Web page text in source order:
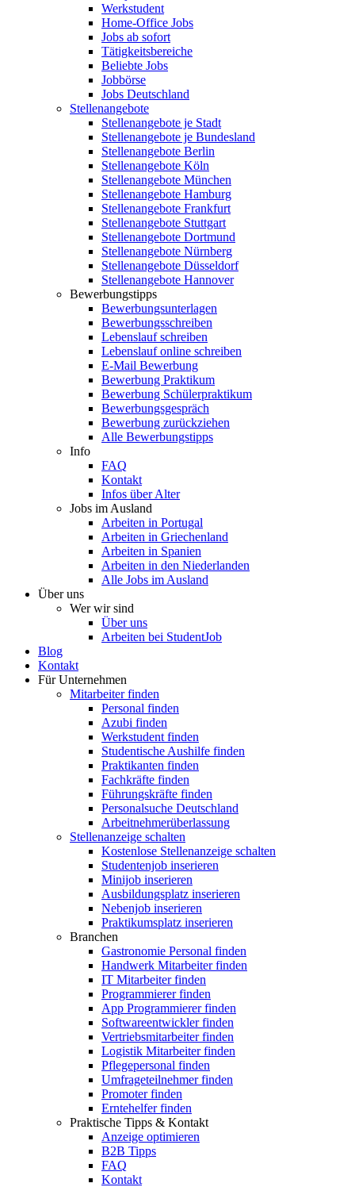
Werkstudent
Home-Office Jobs
Jobs ab sofort
Tätigkeitsbereiche
Beliebte Jobs
Jobbörse
Jobs Deutschland
Stellenangebote
Stellenangebote je Stadt
Stellenangebote je Bundesland
Stellenangebote Berlin
Stellenangebote Köln
Stellenangebote München
Stellenangebote Hamburg
Stellenangebote Frankfurt
Stellenangebote Stuttgart
Stellenangebote Dortmund
Stellenangebote Nürnberg
Stellenangebote Düsseldorf
Stellenangebote Hannover
Bewerbungstipps
Bewerbungsunterlagen
Bewerbungsschreiben
Lebenslauf schreiben
Lebenslauf online schreiben
E-Mail Bewerbung
Bewerbung Praktikum
Bewerbung Schülerpraktikum
Bewerbungsgespräch
Bewerbung zurückziehen
Alle Bewerbungstipps
Info
FAQ
Kontakt
Infos über Alter
Jobs im Ausland
Arbeiten in Portugal
Arbeiten in Griechenland
Arbeiten in Spanien
Arbeiten in den Niederlanden
Alle Jobs im Ausland
Über uns
Wer wir sind
Über uns
Arbeiten bei StudentJob
Blog
Kontakt
Für Unternehmen
Mitarbeiter finden
Personal finden
Azubi finden
Werkstudent finden
Studentische Aushilfe finden
Praktikanten finden
Fachkräfte finden
Führungskräfte finden
Personalsuche Deutschland
Arbeitnehmerüberlassung
Stellenanzeige schalten
Kostenlose Stellenanzeige schalten
Studentenjob inserieren
Minijob inserieren
Ausbildungsplatz inserieren
Nebenjob inserieren
Praktikumsplatz inserieren
Branchen
Gastronomie Personal finden
Handwerk Mitarbeiter finden
IT Mitarbeiter finden
Programmierer finden
App Programmierer finden
Softwareentwickler finden
Vertriebsmitarbeiter finden
Logistik Mitarbeiter finden
Pflegepersonal finden
Umfrageteilnehmer finden
Promoter finden
Erntehelfer finden
Praktische Tipps & Kontakt
Anzeige optimieren
B2B Tipps
FAQ
Kontakt